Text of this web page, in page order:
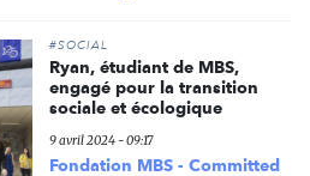
#SOCIAL
Ryan, étudiant de MBS,
engagé pour la transition
sociale et écologique
9 avril 2024 - 09:17
Fondation MBS - Committed